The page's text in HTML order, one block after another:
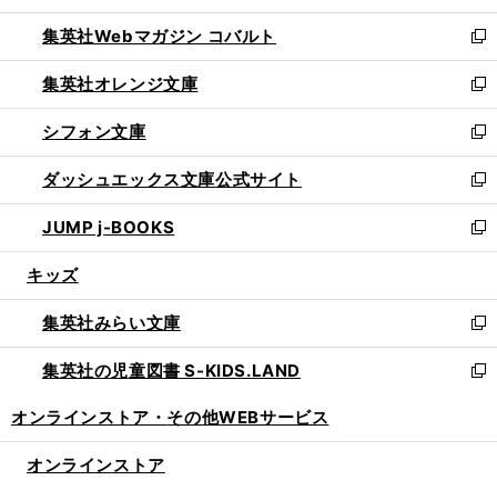
開
く
ウ
で
開
く
ン
ド
ウ
で
開
く
ウ
ィ
ン
ド
ウ
で
開
く
集英社Webマガジン コバルト
新
し
い
ウ
ィ
ン
ド
ウ
で
開
集英社オレンジ文庫
新
し
い
ウ
ィ
ン
ド
ウ
開
く
シフォン文庫
新
し
い
ウ
ィ
ン
ウ
で
開
く
ダッシュエックス文庫公式サイト
新
し
い
ウ
ン
ド
ウ
で
JUMP j-BOOKS
新
し
ウ
ィ
ン
ド
開
キッズ
集英社みらい文庫
新
し
い
ン
集英社の児童図書 S-KIDS.LAND
新
ウ
オンラインストア・ その他WEBサービス
オンラインストア